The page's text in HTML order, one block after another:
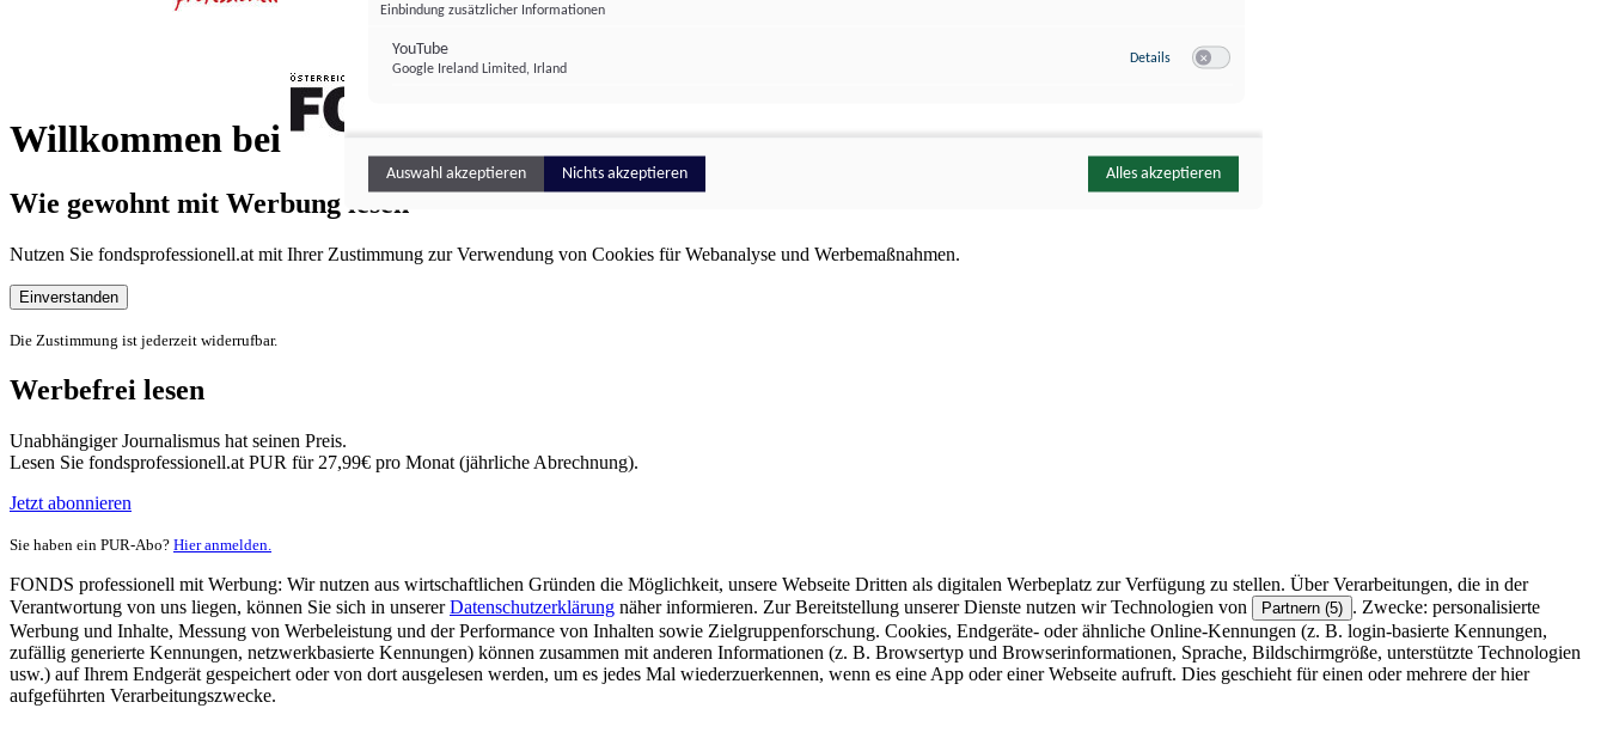
Willkommen bei
FONDS professionell
Wie gewohnt mit Werbung lesen
Nutzen Sie fondsprofessionell.at mit Ihrer Zustimmung zur Verwendung von Cookies für Webanalyse und Werbemaßnahmen.
Einverstanden
Die Zustimmung ist jederzeit widerrufbar.
Werbefrei lesen
Unabhängiger Journalismus hat seinen Preis.
Lesen Sie fondsprofessionell.at PUR für 27,99€ pro Monat (jährliche Abrechnung).
Jetzt abonnieren
Sie haben ein PUR-Abo? Hier anmelden.
FONDS professionell mit Werbung: Wir nutzen aus wirtschaftlichen Gründen die Möglichkeit, unsere Webseite Dritten als digitalen Werbeplatz zur Verfügung zu stellen. Über Verarbeitungen, die in der
Verantwortung von uns liegen, können Sie sich in unsererDatenschutzerklärung näher informieren. Zur Bereitstellung unserer Dienste nutzen wir Technologien von Partnern (5) . Zwecke: personalisierte
Werbung und Inhalte, Messung von Werbeleistung und der Performance von Inhalten sowie Zielgruppenforschung. Cookies, Endgeräte- oder ähnliche Online-Kennungen (z. B. login-basierte Kennungen,
zufällig generierte Kennungen, netzwerkbasierte Kennungen) können zusammen mit anderen Informationen (z. B. Browsertyp und Browserinformationen, Sprache, Bildschirmgröße, unterstützte Technologien
usw.) auf Ihrem Endgerät gespeichert oder von dort ausgelesen werden, um es jedes Mal wiederzuerkennen, wenn es eine App oder einer Webseite aufruft. Dies geschieht für einen oder mehrere der hier
aufgeführten Verarbeitungszwecke.
Einbindung zusätzlicher Informationen
YouTube
Google Ireland Limited, Irland
Details zu YouTube
Auswahl akzeptieren Nichts akzeptieren Alles akzeptieren